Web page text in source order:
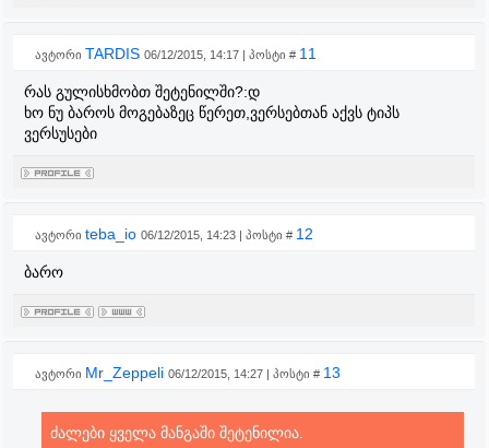
ავტორი TARDIS 06/12/2015, 14:17 | პოსტი # 11
რას გულისხმობთ შეტენილში?:დ
ხო ნუ ბაროს მოგებაზეც წერეთ,ვერსებთან აქვს ტიპს
ვერსუსები
ავტორი teba_io 06/12/2015, 14:23 | პოსტი # 12
ბარო
ავტორი Mr_Zeppeli 06/12/2015, 14:27 | პოსტი # 13
ძალები ყველა მანგაში შეტენილია.